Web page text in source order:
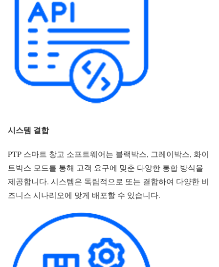
시스템 결합
PTP 스마트 창고 소프트웨어는 블랙박스, 그레이박스, 화이
트박스 모드를 통해 고객 요구에 맞춘 다양한 통합 방식을
제공합니다. 시스템은 독립적으로 또는 결합하여 다양한 비
즈니스 시나리오에 맞게 배포할 수 있습니다.